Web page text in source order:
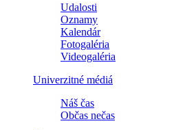
Udalosti
Oznamy
Kalendár
Fotogaléria
Videogaléria
Univerzitné médiá
Náš čas
Občas nečas